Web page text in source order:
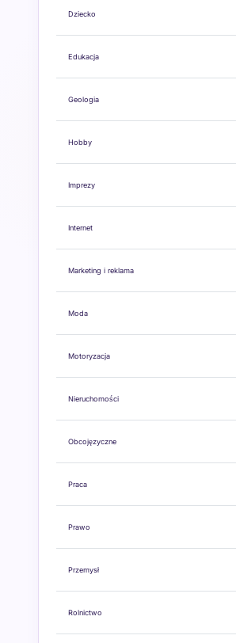
Dziecko
Edukacja
Geologia
Hobby
Imprezy
Internet
Marketing i reklama
Moda
Motoryzacja
Nieruchomości
Obcojęzyczne
Praca
Prawo
Przemysł
Rolnictwo